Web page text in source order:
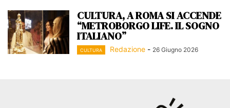
CULTURA, A ROMA SI ACCENDE
“METROBORGO LIFE. IL SOGNO
ITALIANO”
CULTURA Redazione - 26 Giugno 2026